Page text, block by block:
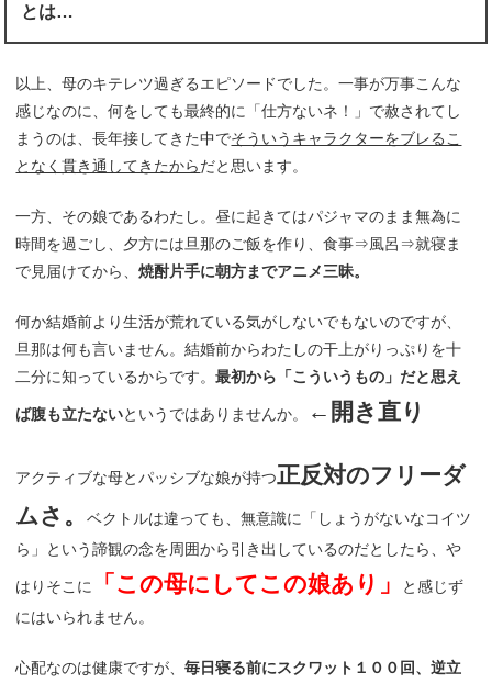
とは…
以上、母のキテレツ過ぎるエピソードでした。一事が万事こんな
感じなのに、何をしても最終的に「仕方ないネ！」で赦されてし
まうのは、長年接してきた中でそういうキャラクターをブレるこ
となく貫き通してきたからだと思います。
一方、その娘であるわたし。昼に起きてはパジャマのまま無為に
時間を過ごし、夕方には旦那のご飯を作り、食事⇒風呂⇒就寝ま
で見届けてから、焼酎片手に朝方までアニメ三昧。
何か結婚前より生活が荒れている気がしないでもないのですが、
旦那は何も言いません。結婚前からわたしの干上がりっぷりを十
二分に知っているからです。最初から「こういうもの」だと思え
ば腹も立たないというではありませんか。 ←開き直り
アクティブな母とパッシブな娘が持つ正反対のフリーダ
ムさ。ベクトルは違っても、無意識に「しょうがないなコイツ
ら」という諦観の念を周囲から引き出しているのだとしたら、や
はりそこに 「この母にしてこの娘あり」
と感じず
にはいられません。
心配なのは健康ですが、毎日寝る前にスクワット１００回、逆立